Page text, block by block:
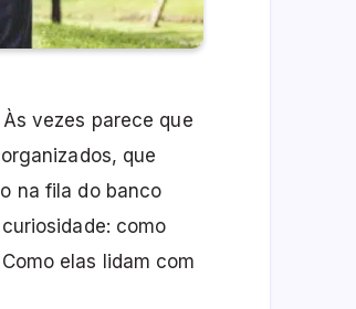
vezes parece que
que
na fila do banco
como
elas lidam com